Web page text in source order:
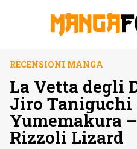
RECENSIONI MANGA
La Vetta degli
Jiro Taniguchi
Yumemakura
Rizzoli Lizard